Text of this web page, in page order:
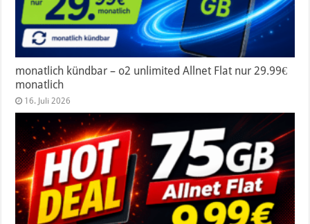
monatlich kündbar – o2 unlimited Allnet Flat nur 29.99€
monatlich
16. Juli 2026